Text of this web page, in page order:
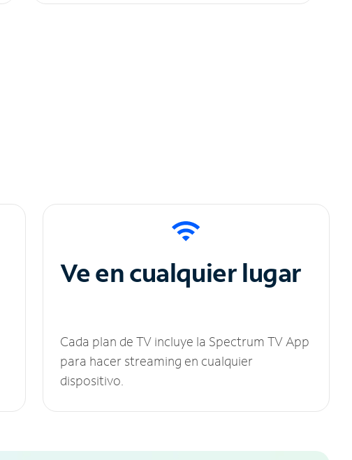
Ve en cualquier lugar
Cada plan de TV incluye la Spectrum TV App
para hacer streaming en cualquier
dispositivo.